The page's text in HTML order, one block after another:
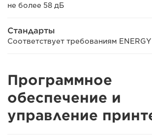
не более 58 дБ
Стандарты
Соответствует требованиям ENERGY
Программное
обеспечение и
управление